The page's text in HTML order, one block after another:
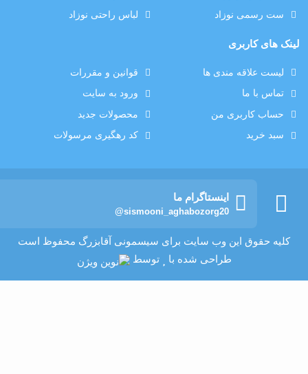
ست رسمی نوزاد لباس راحتی نوزاد
لینک های کاربری
لیست علاقه مندی ها قوانین و مقررات
تماس با ما ورود به سایت
حساب کاربری من محصولات جدید
سبد خرید کد رهگیری مرسولات
کلیه حقوق این وب سایت برای سیسمونی آقابزرگ محفوظ است
طراحی شده با
توسط
اینستاگرام ما
@sismooni_aghabozorg20